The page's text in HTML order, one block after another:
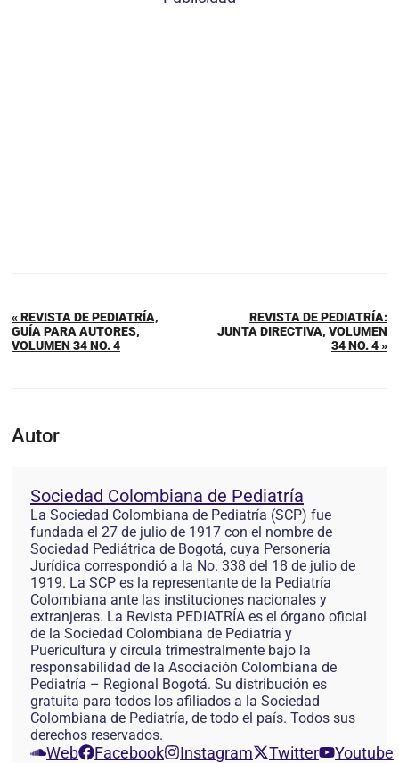
« REVISTA DE PEDIATRÍA,
GUÍA PARA AUTORES,
VOLUMEN 34 NO. 4
REVISTA DE PEDIATRÍA:
JUNTA DIRECTIVA, VOLUMEN
34 NO. 4 »
Autor
Sociedad Colombiana de Pediatría
La Sociedad Colombiana de Pediatría (SCP) fue
fundada el 27 de julio de 1917 con el nombre de
Sociedad Pediátrica de Bogotá, cuya Personería
Jurídica correspondió a la No. 338 del 18 de julio de
1919. La SCP es la representante de la Pediatría
Colombiana ante las instituciones nacionales y
extranjeras. La Revista PEDIATRÍA es el órgano oficial
de la Sociedad Colombiana de Pediatría y
Puericultura y circula trimestralmente bajo la
responsabilidad de la Asociación Colombiana de
Pediatría – Regional Bogotá. Su distribución es
gratuita para todos los afiliados a la Sociedad
Colombiana de Pediatría, de todo el país. Todos sus
derechos reservados.
Web Facebook Instagram Twitter Youtube